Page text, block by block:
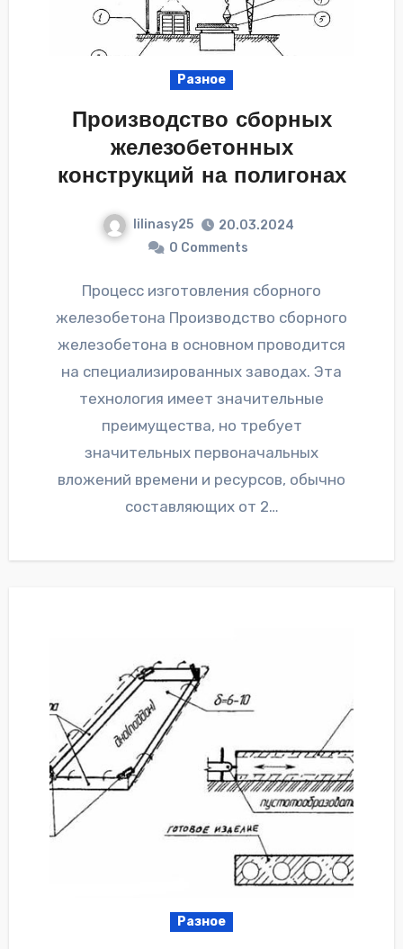
Разное
Производство сборных
железобетонных
конструкций на полигонах
lilinasy25
20.03.2024
0 Comments
Процесс изготовления сборного
железобетона Производство сборного
железобетона в основном проводится
на специализированных заводах. Эта
технология имеет значительные
преимущества, но требует
значительных первоначальных
вложений времени и ресурсов, обычно
составляющих от 2…
Разное